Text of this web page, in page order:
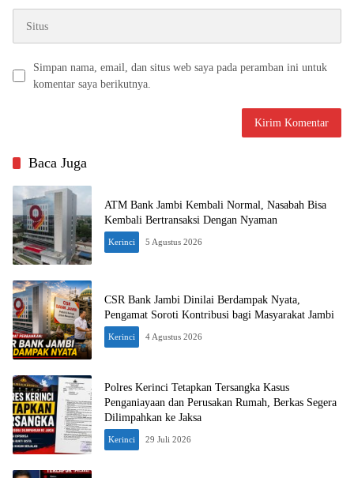
Simpan nama, email, dan situs web saya pada peramban ini untuk
komentar saya berikutnya.
Baca Juga
ATM Bank Jambi Kembali Normal, Nasabah Bisa
Kembali Bertransaksi Dengan Nyaman
Kerinci 5 Agustus 2026
CSR Bank Jambi Dinilai Berdampak Nyata,
Pengamat Soroti Kontribusi bagi Masyarakat Jambi
Kerinci 4 Agustus 2026
Polres Kerinci Tetapkan Tersangka Kasus
Penganiayaan dan Perusakan Rumah, Berkas Segera
Dilimpahkan ke Jaksa
Kerinci 29 Juli 2026